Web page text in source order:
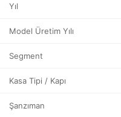
Yıl
Model Üretim Yılı
Segment
Kasa Tipi / Kapı
Şanzıman